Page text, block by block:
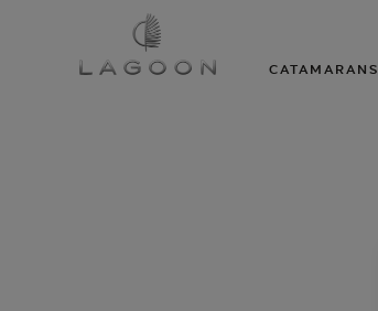
CATAMARANS